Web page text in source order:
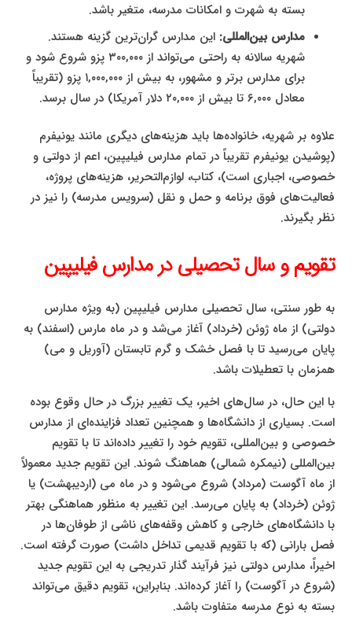
بسته به شهرت و امکانات مدرسه، متغیر باشد.
مدارس بین‌المللی: این مدارس گران‌ترین گزینه هستند.
شهریه سالانه به راحتی می‌تواند از ۳۰۰,۰۰۰ پزو شروع شود و
برای مدارس برتر و مشهور، به بیش از ۱,۰۰۰,۰۰۰ پزو (تقریباً
معادل ۶,۰۰۰ تا بیش از ۲۰,۰۰۰ دلار آمریکا) در سال برسد.
علاوه بر شهریه، خانواده‌ها باید هزینه‌های دیگری مانند یونیفرم
(پوشیدن یونیفرم تقریباً در تمام مدارس فیلیپین، اعم از دولتی و
خصوصی، اجباری است)، کتاب، لوازم‌التحریر، هزینه‌های پروژه،
فعالیت‌های فوق برنامه و حمل و نقل (سرویس مدرسه) را نیز در
نظر بگیرند.
تقویم و سال تحصیلی در مدارس فیلیپین
به طور سنتی، سال تحصیلی مدارس فیلیپین (به ویژه مدارس
دولتی) از ماه ژوئن (خرداد) آغاز می‌شد و در ماه مارس (اسفند) به
پایان می‌رسید تا با فصل خشک و گرم تابستان (آوریل و می)
همزمان با تعطیلات باشد.
با این حال، در سال‌های اخیر، یک تغییر بزرگ در حال وقوع بوده
است. بسیاری از دانشگاه‌ها و همچنین تعداد فزاینده‌ای از مدارس
خصوصی و بین‌المللی، تقویم خود را تغییر داده‌اند تا با تقویم
بین‌المللی (نیمکره شمالی) هماهنگ شوند. این تقویم جدید معمولاً
از ماه آگوست (مرداد) شروع می‌شود و در ماه می (اردیبهشت) یا
ژوئن (خرداد) به پایان می‌رسد. این تغییر به منظور هماهنگی بهتر
با دانشگاه‌های خارجی و کاهش وقفه‌های ناشی از طوفان‌ها در
فصل بارانی (که با تقویم قدیمی تداخل داشت) صورت گرفته است.
اخیراً، مدارس دولتی نیز فرآیند گذار تدریجی به این تقویم جدید
(شروع در آگوست) را آغاز کرده‌اند. بنابراین، تقویم دقیق می‌تواند
بسته به نوع مدرسه متفاوت باشد.